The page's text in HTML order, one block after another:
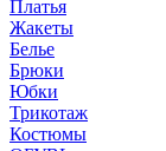
Платья
Жакеты
Белье
Брюки
Юбки
Трикотаж
Костюмы